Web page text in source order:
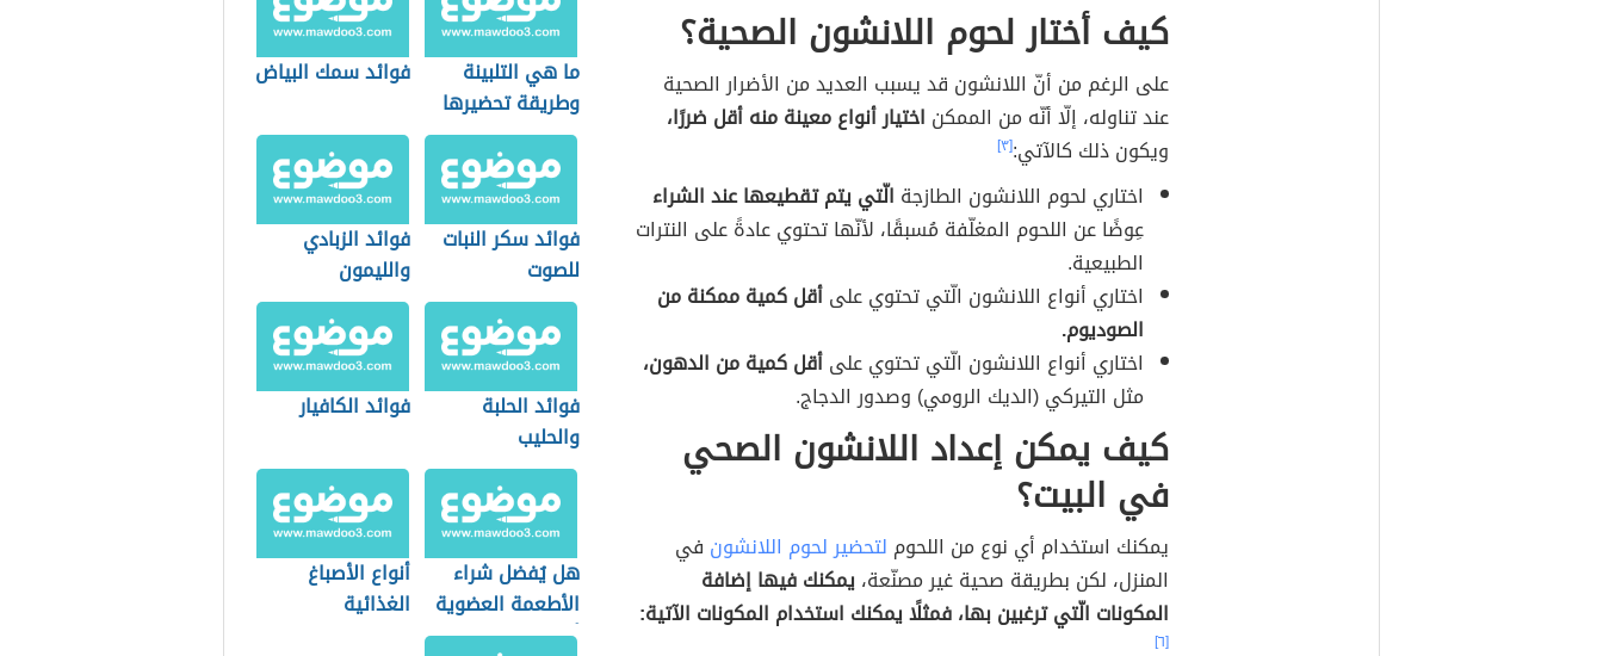
كيف أختار لحوم اللانشون الصحية؟
على الرغم من أنّ اللانشون قد يسبب العديد من الأضرار الصحية
عند تناوله، إلّا أنّه من الممكن اختيار أنواع معينة منه أقل ضررًا،
ويكون ذلك كالآتي:[٣]
اختاري لحوم اللانشون الطازجة الّتي يتم تقطيعها عند الشراء
عِوضًا عن اللحوم المغلّفة مُسبقًا، لأنّها تحتوي عادةً على النترات
الطبيعية.
اختاري أنواع اللانشون الّتي تحتوي علىأقل كمية ممكنة من
الصوديوم.
اختاري أنواع اللانشون الّتي تحتوي علىأقل كمية من الدهون،
مثل التيركي (الديك الرومي) وصدور الدجاج.
كيف يمكن إعداد اللانشون الصحي
في البيت؟
يمكنك استخدام أي نوع من اللحوم لتحضير لحوم اللانشون في
المنزل، لكن بطريقة صحية غير مصنّعة،يمكنك فيها إضافة
المكونات الّتي ترغبين بها، فمثلًا يمكنك استخدام المكونات الآتية:
[٦]
ما هي التلبينة
وطريقة تحضيرها
فوائد سمك البياض
فوائد سكر النبات
للصوت
فوائد الزبادي
والليمون
فوائد الحلبة
والحليب
فوائد الكافيار
هل يُفضل شراء
الأطعمة العضوية
أثناء التسوق؟
أنواع الأصباغ
الغذائية